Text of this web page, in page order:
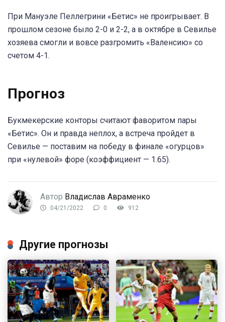
При Мануэле Пеллегрини «Бетис» не проигрывает. В
прошлом сезоне было 2-0 и 2-2, а в октябре в Севилье
хозяева смогли и вовсе разгромить «Валенсию» со
счетом 4-1.
Прогноз
Букмекерские конторы считают фаворитом пары
«Бетис». Он и правда неплох, а встреча пройдет в
Севилье — поставим на победу в финале «огурцов»
при «нулевой» форе (коэффициент — 1.65).
Автор Владислав Авраменко
04/21/2022 0 912
Другие прогнозы